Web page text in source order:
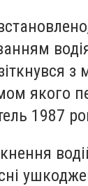
з
якого
1987